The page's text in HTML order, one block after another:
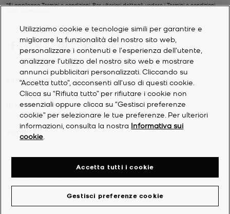
*Si applicano Termini e condizioni. Per ulteriori dettagli, vedere iTermini e condizioni
SERVIZIO CLIENTI
IL MIO ACCOUNT
SOCIETÀ
Utilizziamo cookie e tecnologie simili per garantire e
migliorare la funzionalità del nostro sito web,
personalizzare i contenuti e l'esperienza dell'utente,
analizzare l'utilizzo del nostro sito web e mostrare
annunci pubblicitari personalizzati. Cliccando su
“Accetta tutto”, acconsenti all'uso di questi cookie.
Clicca su “Rifiuta tutto” per rifiutare i cookie non
essenziali oppure clicca su “Gestisci preferenze
cookie” per selezionare le tue preferenze. Per ulteriori
informazioni, consulta la nostra Informativa sui
cookie
Gestisci preferenze cookie
Accetta tutti i cookie